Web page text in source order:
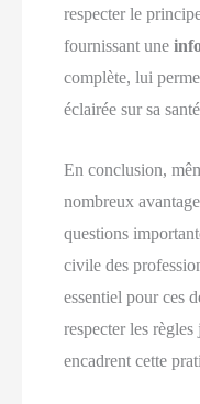
respecter le
fournissant une
complète, lui
éclairée sur sa
En conclusion,
nombreux
questions
civile des
essentiel pour ces
respecter les
encadrent cette